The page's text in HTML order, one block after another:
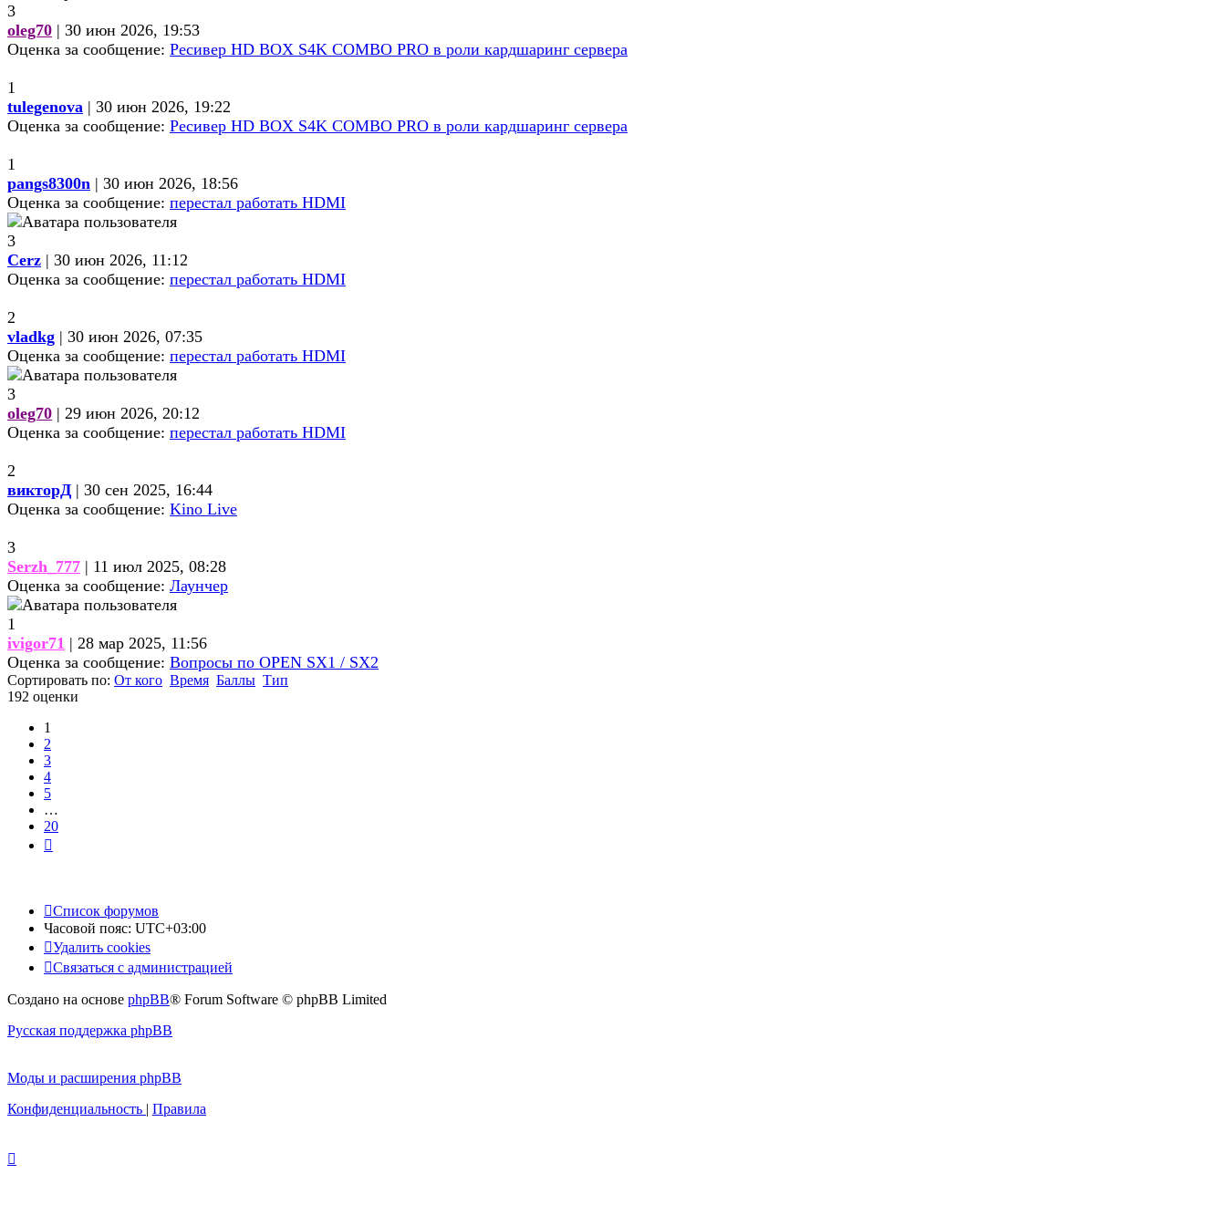
3
oleg70 | 30 июн 2026, 19:53
Оценка за сообщение: Ресивер HD BOX S4K COMBO PRO в роли кардшаринг сервера
1
tulegenova | 30 июн 2026, 19:22
Оценка за сообщение: Ресивер HD BOX S4K COMBO PRO в роли кардшаринг сервера
1
pangs8300n | 30 июн 2026, 18:56
Оценка за сообщение: перестал работать HDMI
3
Cerz | 30 июн 2026, 11:12
Оценка за сообщение: перестал работать HDMI
2
vladkg | 30 июн 2026, 07:35
Оценка за сообщение: перестал работать HDMI
3
oleg70 | 29 июн 2026, 20:12
Оценка за сообщение: перестал работать HDMI
2
викторД | 30 сен 2025, 16:44
Оценка за сообщение: Kino Live
3
Serzh_777 | 11 июл 2025, 08:28
Оценка за сообщение: Лаунчер
1
ivigor71 | 28 мар 2025, 11:56
Оценка за сообщение: Вопросы по OPEN SX1 / SX2
Сортировать по: От кого Время Баллы Тип
192 оценки
1
2
3
4
5
…
20
Список форумов
Часовой пояс: UTC+03:00
Удалить cookies
Связаться с администрацией
Создано на основе phpBB® Forum Software © phpBB Limited
Русская поддержка phpBB
Моды и расширения phpBB
Конфиденциальность | Правила